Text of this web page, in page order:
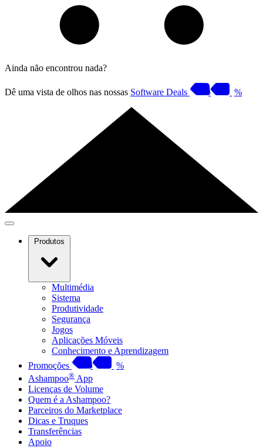
Ainda não encontrou nada?
Dê uma vista de olhos nas nossas Software Deals %
Produtos
Multimédia
Sistema
Produtividade
Segurança
Jogos
Aplicações Móveis
Conhecimento e Aprendizagem
Promoções
%
Ashampoo® App
Licenças de Volume
Quem é a Ashampoo?
Parceiros do Marketplace
Dicas e Truques
Transferências
Apoio